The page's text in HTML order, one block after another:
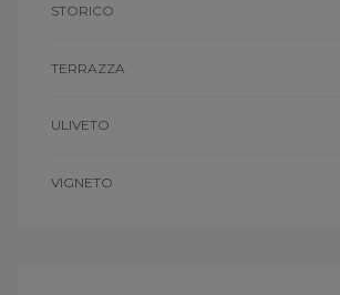
STORICO
TERRAZZA
ULIVETO
VIGNETO